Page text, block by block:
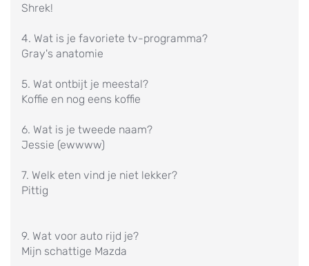
Shrek!
4. Wat is je favoriete tv-programma?
Gray's anatomie
5. Wat ontbijt je meestal?
Koffie en nog eens koffie
6. Wat is je tweede naam?
Jessie (ewwww)
7. Welk eten vind je niet lekker?
Pittig
9. Wat voor auto rijd je?
Mijn schattige Mazda